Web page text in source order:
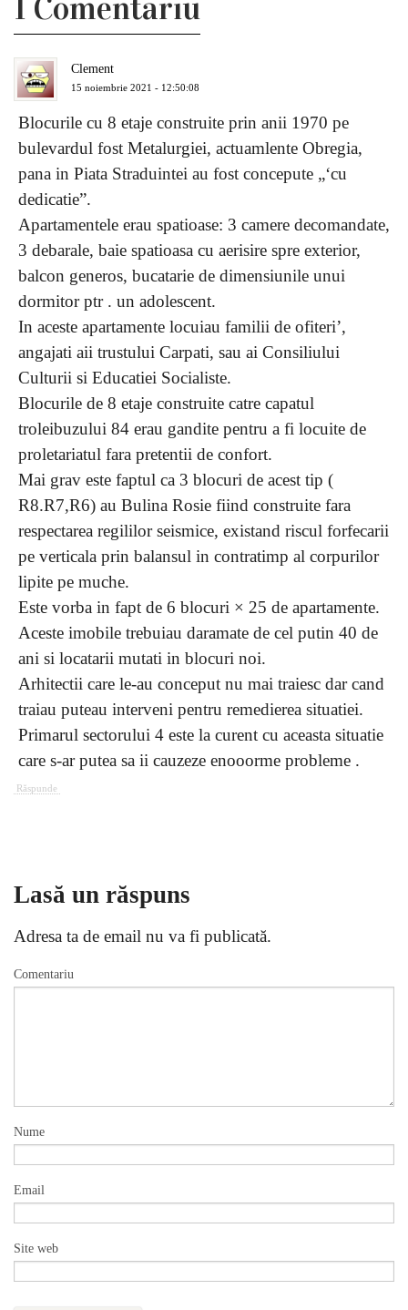
1 Comentariu
Clement
15 noiembrie 2021 - 12:50:08
Blocurile cu 8 etaje construite prin anii 1970 pe
bulevardul fost Metalurgiei, actuamlente Obregia,
pana in Piata Straduintei au fost concepute „‘cu
dedicatie”.
Apartamentele erau spatioase: 3 camere decomandate,
3 debarale, baie spatioasa cu aerisire spre exterior,
balcon generos, bucatarie de dimensiunile unui
dormitor ptr . un adolescent.
In aceste apartamente locuiau familii de ofiteri’,
angajati aii trustului Carpati, sau ai Consiliului
Culturii si Educatiei Socialiste.
Blocurile de 8 etaje construite catre capatul
troleibuzului 84 erau gandite pentru a fi locuite de
proletariatul fara pretentii de confort.
Mai grav este faptul ca 3 blocuri de acest tip (
R8.R7,R6) au Bulina Rosie fiind construite fara
respectarea regililor seismice, existand riscul forfecarii
pe verticala prin balansul in contratimp al corpurilor
lipite pe muche.
Este vorba in fapt de 6 blocuri × 25 de apartamente.
Aceste imobile trebuiau daramate de cel putin 40 de
ani si locatarii mutati in blocuri noi.
Arhitectii care le-au conceput nu mai traiesc dar cand
traiau puteau interveni pentru remedierea situatiei.
Primarul sectorului 4 este la curent cu aceasta situatie
care s-ar putea sa ii cauzeze enooorme probleme .
Răspunde
Lasă un răspuns
Adresa ta de email nu va fi publicată.
Comentariu
Nume
Email
Site web